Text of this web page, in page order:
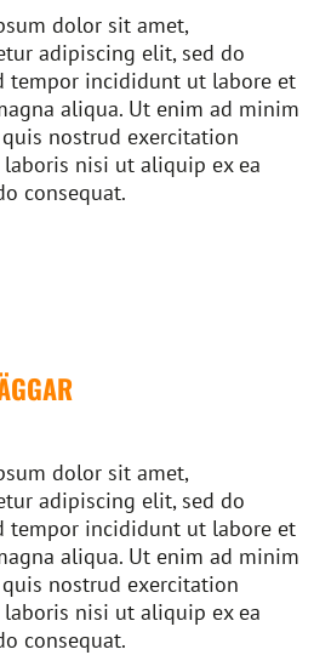
dolor sit amet,
adipiscing elit, sed do
tempor incididunt ut labore et
aliqua. Ut enim ad minim
nostrud exercitation
nisi ut aliquip ex ea
consequat.
dolor sit amet,
adipiscing elit, sed do
tempor incididunt ut labore et
aliqua. Ut enim ad minim
nostrud exercitation
nisi ut aliquip ex ea
consequat.